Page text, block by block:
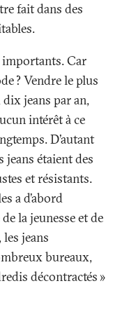
fait dans des
importants. Car
? Vendre le plus
dix jeans par an,
intérêt à ce
D’autant
jeans étaient des
et résistants.
a d’abord
la jeunesse et de
jeans
bureaux,
décontractés»